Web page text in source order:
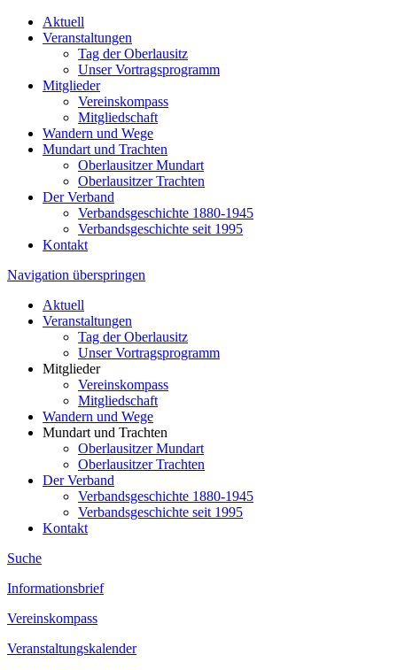
Aktuell
Veranstaltungen
Tag der Oberlausitz
Unser Vortragsprogramm
Mitglieder
Vereinskompass
Mitgliedschaft
Wandern und Wege
Mundart und Trachten
Oberlausitzer Mundart
Oberlausitzer Trachten
Der Verband
Verbandsgeschichte 1880-1945
Verbandsgeschichte seit 1995
Kontakt
Navigation überspringen
Aktuell
Veranstaltungen
Tag der Oberlausitz
Unser Vortragsprogramm
Mitglieder
Vereinskompass
Mitgliedschaft
Wandern und Wege
Mundart und Trachten
Oberlausitzer Mundart
Oberlausitzer Trachten
Der Verband
Verbandsgeschichte 1880-1945
Verbandsgeschichte seit 1995
Kontakt
Suche
Informationsbrief
Vereinskompass
Veranstaltungskalender